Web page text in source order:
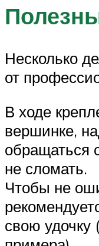
Несколько
от
В ходе
вершинке,
обращаться
не сломать.
Чтобы не
свою удочку